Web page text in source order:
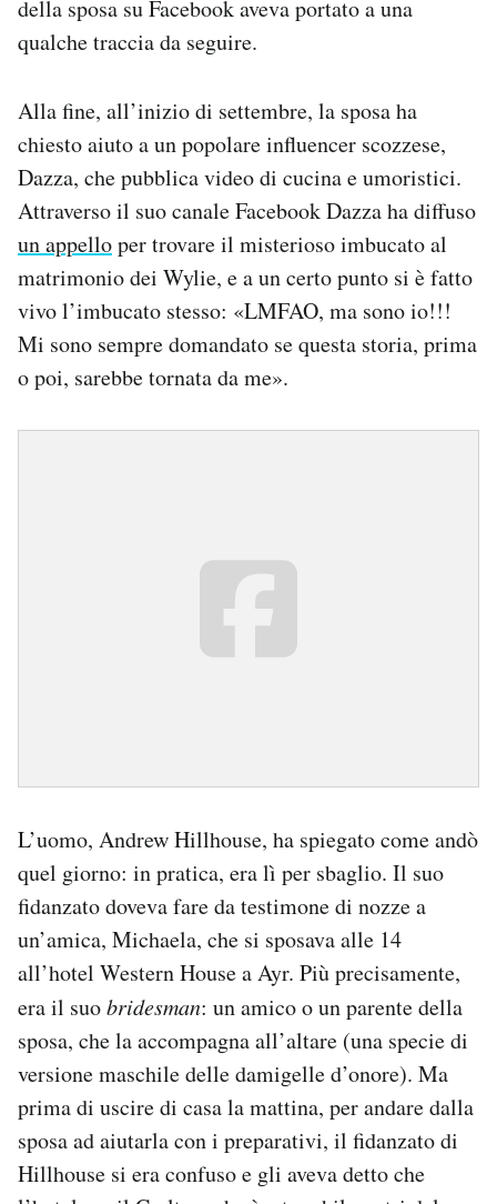
della sposa su Facebook aveva portato a una
qualche traccia da seguire.
Alla fine, all’inizio di settembre, la sposa ha
chiesto aiuto a un popolare influencer scozzese,
Dazza, che pubblica video di cucina e umoristici.
Attraverso il suo canale Facebook Dazza ha diffuso
un appelloper trovare il misterioso imbucato al
matrimonio dei Wylie, e a un certo punto si è fatto
vivo l’imbucato stesso: «LMFAO, ma sono io!!!
Mi sono sempre domandato se questa storia, prima
o poi, sarebbe tornata da me».
L’uomo, Andrew Hillhouse, ha spiegato come andò
quel giorno: in pratica, era lì per sbaglio. Il suo
fidanzato doveva fare da testimone di nozze a
un’amica, Michaela, che si sposava alle 14
all’hotel Western House a Ayr. Più precisamente,
era il suobridesman: un amico o un parente della
sposa, che la accompagna all’altare (una specie di
versione maschile delle damigelle d’onore). Ma
prima di uscire di casa la mattina, per andare dalla
sposa ad aiutarla con i preparativi, il fidanzato di
Hillhouse si era confuso e gli aveva detto che